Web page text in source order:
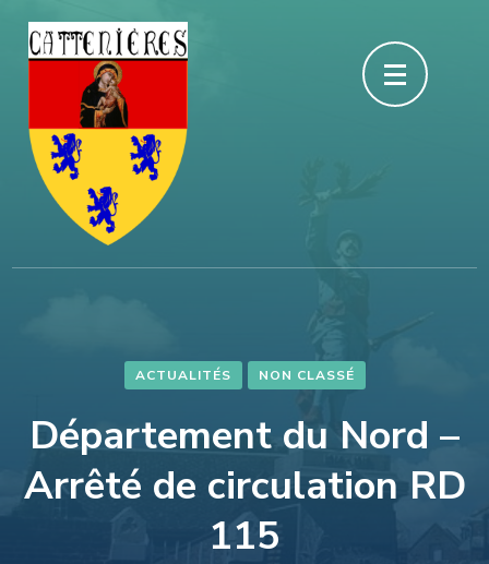
Aller
(Pressez
Entrée)
ACTUALITÉS NON CLASSÉ
Département du Nord –
Arrêté de circulation RD
115